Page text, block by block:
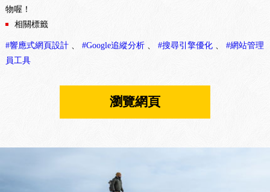
物喔！
相關標籤
#響應式網頁設計 、 #Google追縱分析 、 #搜尋引擎優化 、 #網站管理
員工具
瀏覽網頁